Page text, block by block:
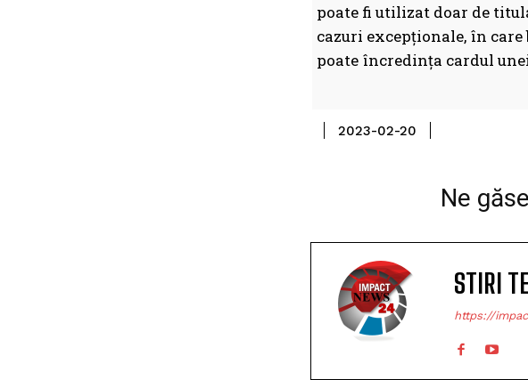
poate fi utilizat doar de
cazuri excepţionale, în
poate încredinţa cardul
2023-02-20
Ne
STIRI
https://